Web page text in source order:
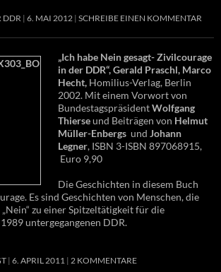
DDR 6. MAI 2012 SCHREIBE EINEN KOMMENTAR
„Ich habe Nein gesagt- Zivilcourage
in der DDR“, Gerald Praschl, Marco
Hecht, Homilius-Verlag, Berlin
2002. Mit einem Vorwort von
BundestagspräsidentWolfgang
Thierseund Beiträgen von Helmut
Müller-Enbergs und Johann
Legner, ISBN 3-ISBN 897068915,
Euro 9,90
Die Geschichten in diesem Buch
Es sind Geschichten von Menschen, die
„Nein“ zu einer Spitzeltätigkeit für die
untergegangenen DDR.
6. APRIL 2011 2 KOMMENTARE